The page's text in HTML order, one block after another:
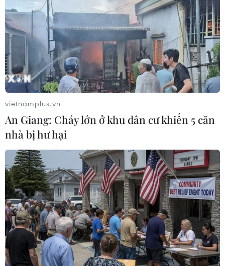
vietnamplus.vn
An Giang: Cháy lớn ở khu dân cư khiến 5 căn
nhà bị hư hại